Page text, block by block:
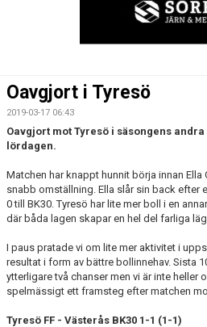
MATCHER
KONTAKT
Oavgjort i Tyresö
2019-03-17 06:43
Oavgjort mot Tyresö i säsongens
lördagen.
Matchen har knappt hunnit börja innan
snabb omställning. Ella slår sin back efter
0 till BK30. Tyresö har lite mer boll i en
där båda lagen skapar en hel del farliga
I paus pratade vi om lite mer aktivitet i
resultat i form av bättre bollinnehav. Sista
ytterligare två chanser men vi är inte heller
spelmässigt ett framsteg efter matchen
Tyresö FF - Västerås BK30 1-1 (1-1)